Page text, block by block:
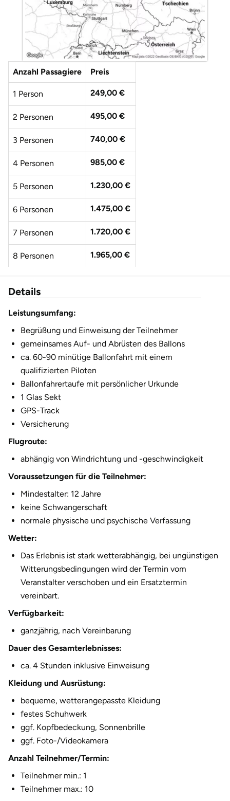
Anzahl Passagiere Preis
1 Person 249,00 €
2 Personen 495,00 €
3 Personen 740,00 €
4 Personen 985,00 €
5 Personen 1.230,00 €
6 Personen 1.475,00 €
7 Personen 1.720,00 €
8 Personen 1.965,00 €
2.455,00 €
Details
Leistungsumfang:
Begrüßung und Einweisung der Teilnehmer
gemeinsames Auf- und Abrüsten des Ballons
ca. 60-90 minütige Ballonfahrt mit einem
qualifizierten Piloten
Ballonfahrertaufe mit persönlicher Urkunde
1 Glas Sekt
GPS-Track
Versicherung
Flugroute:
abhängig von Windrichtung und -geschwindigkeit
Voraussetzungen für die Teilnehmer:
Mindestalter: 12 Jahre
keine Schwangerschaft
normale physische und psychische Verfassung
Wetter:
Das Erlebnis ist stark wetterabhängig, bei ungünstigen
Witterungsbedingungen wird der Termin vom
Veranstalter verschoben und ein Ersatztermin
vereinbart.
Verfügbarkeit:
ganzjährig, nach Vereinbarung
Dauer des Gesamterlebnisses:
ca. 4 Stunden inklusive Einweisung
Kleidung und Ausrüstung:
bequeme, wetterangepasste Kleidung
festes Schuhwerk
ggf. Kopfbedeckung, Sonnenbrille
ggf. Foto-/Videokamera
Anzahl Teilnehmer/Termin:
Teilnehmer min.: 1
Teilnehmer max.: 10